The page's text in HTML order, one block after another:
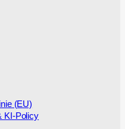
(EU)
KI-Policy